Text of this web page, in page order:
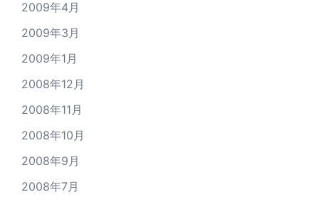
2009年4月
2009年3月
2009年1月
2008年12月
2008年11月
2008年10月
2008年9月
2008年7月